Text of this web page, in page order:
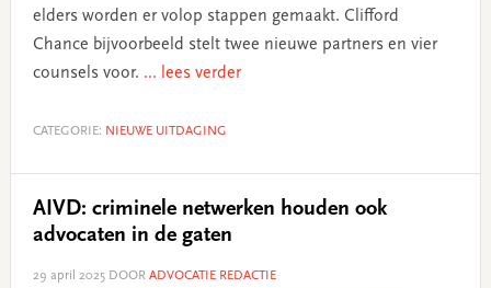
elders worden er volop stappen gemaakt. Clifford
Chance bijvoorbeeld stelt twee nieuwe partners en vier
counsels voor. ... lees verder
CATEGORIE: NIEUWE UITDAGING
AIVD: criminele netwerken houden ook
advocaten in de gaten
29 april 2025DOOR ADVOCATIE REDACTIE